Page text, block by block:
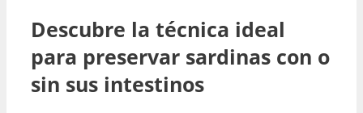
Descubre la técnica ideal
para preservar sardinas con o
sin sus intestinos